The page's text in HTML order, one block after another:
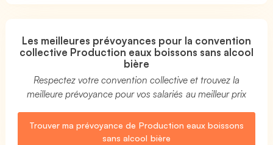
Les meilleures prévoyances pour la convention
collective Production eaux boissons sans alcool
bière
Respectez votre convention collective et trouvez la
meilleure prévoyance pour vos salariés au meilleur prix
Trouver ma prévoyance de Production eaux boissons
sans alcool bière